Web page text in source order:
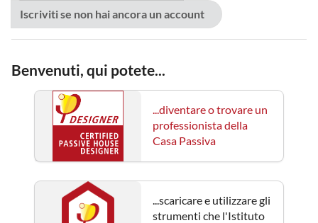
Iscriviti se non hai ancora un account
Benvenuti, qui potete...
...diventare o trovare un
professionista della
Casa Passiva
...scaricare e utilizzare gli
strumenti che l'Istituto